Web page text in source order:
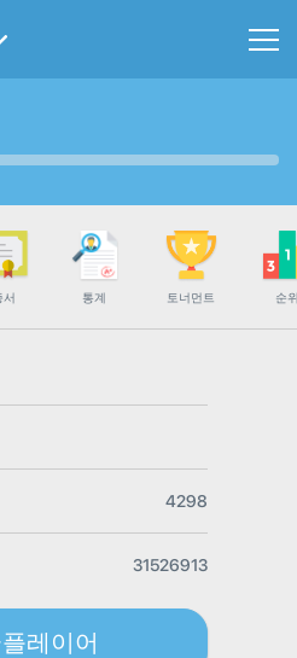
서 통계 토너먼트 순
4298
31526913
레이어